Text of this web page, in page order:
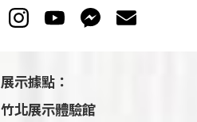
展示據點：
竹北展示體驗館